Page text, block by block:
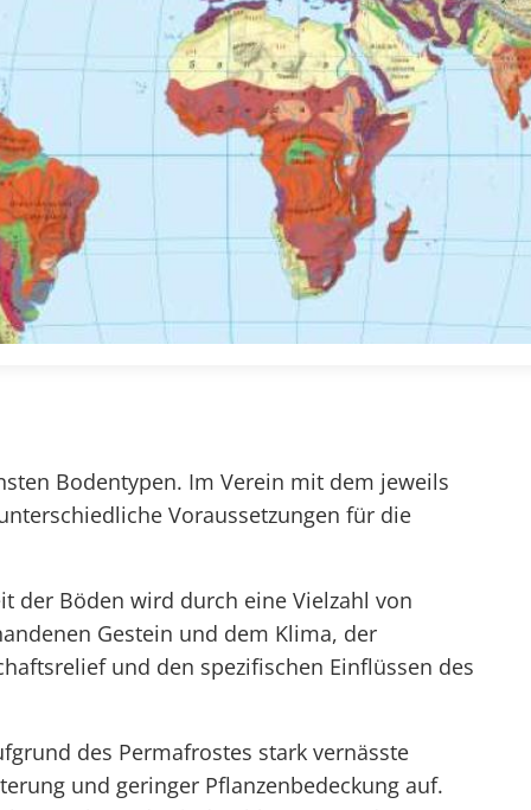
Bodentypen. Im Verein mit dem jeweils
Voraussetzungen für die
der Böden wird durch eine Vielzahl von
Gestein und dem Klima, der
und den spezifischen Einflüssen des
des Permafrostes stark vernässte
und geringer Pflanzenbedeckung auf.